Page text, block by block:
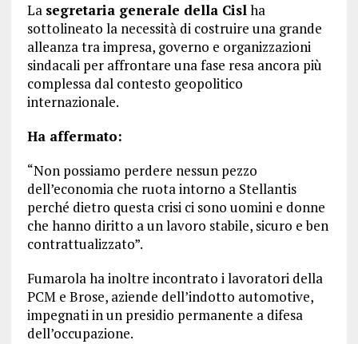
La segretaria generale della Cislha
sottolineato la necessità di costruire una grande
alleanza tra impresa, governo e organizzazioni
sindacali per affrontare una fase resa ancora più
complessa dal contesto geopolitico
internazionale.
Ha affermato:
“Non possiamo perdere nessun pezzo
dell’economia che ruota intorno a Stellantis
perché dietro questa crisi ci sono uomini e donne
che hanno diritto a un lavoro stabile, sicuro e ben
contrattualizzato”.
Fumarola ha inoltre incontrato i lavoratori della
PCM e Brose, aziende dell’indotto automotive,
impegnati in un presidio permanente a difesa
dell’occupazione.